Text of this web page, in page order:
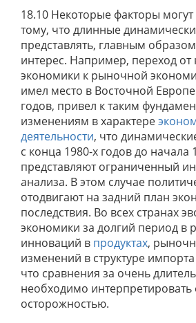
18.10 Некоторые факторы могут
тому, что длинные
представлять, главным
интерес. Например, переход
экономики к рыночной
имел место в Восточной
годов, привел к таким
изменениям в характере
деятельности, что
с конца 1980-х годов до начала
представляют ограниченный
анализа. В этом случае
отодвигают на задний план
последствия. Во всех странах
экономики за долгий период в
инноваций в продуктах,
изменений в структуре
что сравнения за очень
необходимо интерпретировать
осторожностью.